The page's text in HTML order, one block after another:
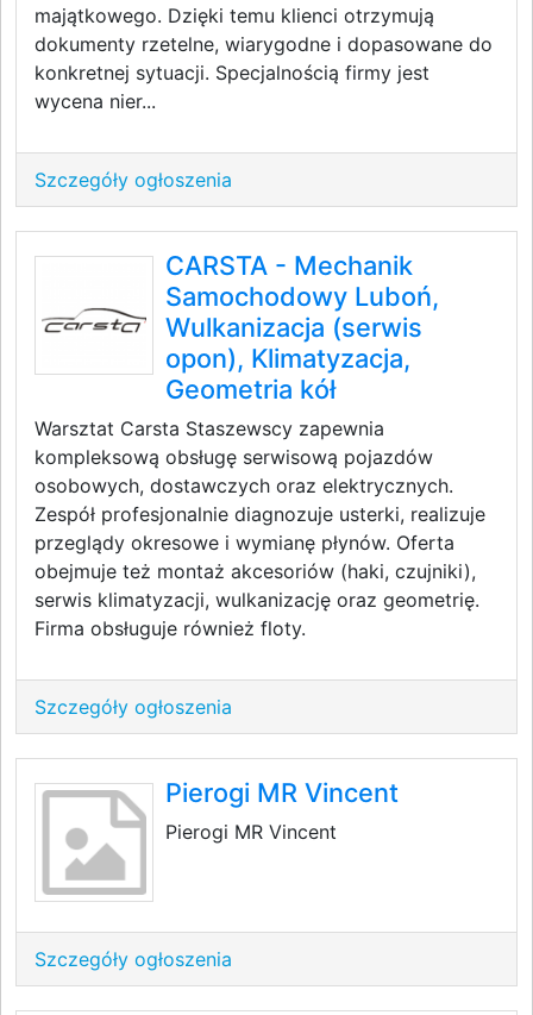
majątkowego. Dzięki temu klienci otrzymują
dokumenty rzetelne, wiarygodne i dopasowane do
konkretnej sytuacji. Specjalnością firmy jest
wycena nier...
Szczegóły ogłoszenia
CARSTA - Mechanik
Samochodowy Luboń,
Wulkanizacja (serwis
opon), Klimatyzacja,
Geometria kół
Warsztat Carsta Staszewscy zapewnia
kompleksową obsługę serwisową pojazdów
osobowych, dostawczych oraz elektrycznych.
Zespół profesjonalnie diagnozuje usterki, realizuje
przeglądy okresowe i wymianę płynów. Oferta
obejmuje też montaż akcesoriów (haki, czujniki),
serwis klimatyzacji, wulkanizację oraz geometrię.
Firma obsługuje również floty.
Szczegóły ogłoszenia
Pierogi MR Vincent
Pierogi MR Vincent
Szczegóły ogłoszenia